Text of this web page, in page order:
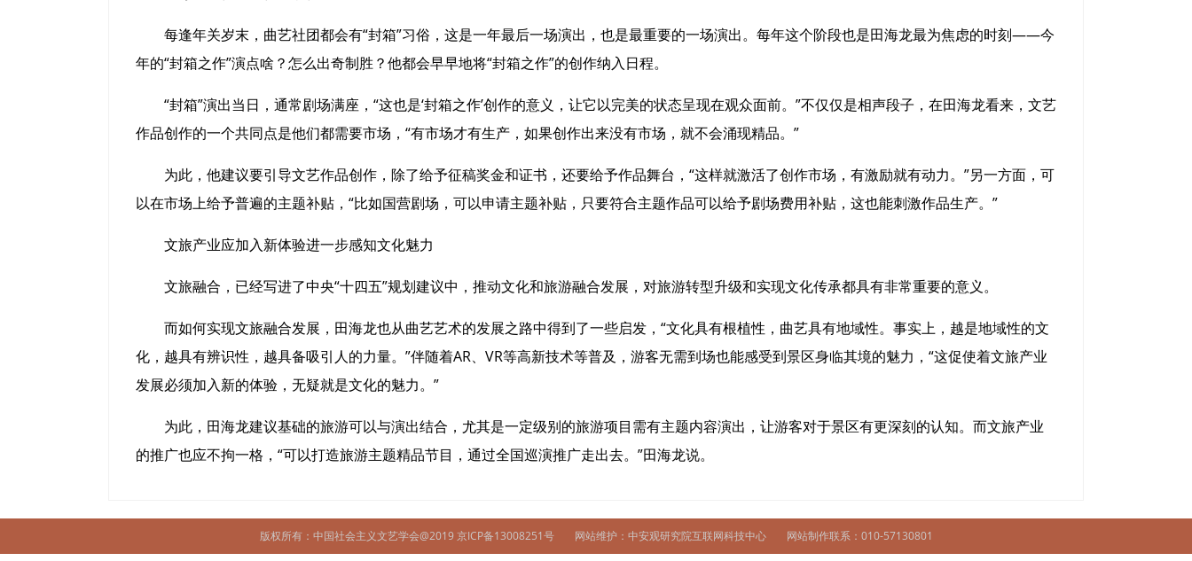
每逢年关岁末，曲艺社团都会有“封箱”习俗，这是一年最后一场演出，也是最重要的一场演出。每年这个阶段也是田海龙最为焦虑的时刻——今
年的“封箱之作”演点啥？怎么出奇制胜？他都会早早地将“封箱之作”的创作纳入日程。
“封箱”演出当日，通常剧场满座，“这也是‘封箱之作’创作的意义，让它以完美的状态呈现在观众面前。”不仅仅是相声段子，在田海龙看来，文艺
作品创作的一个共同点是他们都需要市场，“有市场才有生产，如果创作出来没有市场，就不会涌现精品。”
为此，他建议要引导文艺作品创作，除了给予征稿奖金和证书，还要给予作品舞台，“这样就激活了创作市场，有激励就有动力。”另一方面，可
以在市场上给予普遍的主题补贴，“比如国营剧场，可以申请主题补贴，只要符合主题作品可以给予剧场费用补贴，这也能刺激作品生产。”
文旅产业应加入新体验进一步感知文化魅力
文旅融合，已经写进了中央“十四五”规划建议中，推动文化和旅游融合发展，对旅游转型升级和实现文化传承都具有非常重要的意义。
而如何实现文旅融合发展，田海龙也从曲艺艺术的发展之路中得到了一些启发，“文化具有根植性，曲艺具有地域性。事实上，越是地域性的文
化，越具有辨识性，越具备吸引人的力量。”伴随着AR、VR等高新技术等普及，游客无需到场也能感受到景区身临其境的魅力，“这促使着文旅产业
发展必须加入新的体验，无疑就是文化的魅力。”
为此，田海龙建议基础的旅游可以与演出结合，尤其是一定级别的旅游项目需有主题内容演出，让游客对于景区有更深刻的认知。而文旅产业
的推广也应不拘一格，“可以打造旅游主题精品节目，通过全国巡演推广走出去。”田海龙说。
版权所有：中国社会主义文艺学会@2019京ICP备13008251号 网站维护：中安观研究院互联网科技中心 网站制作联系：010-57130801